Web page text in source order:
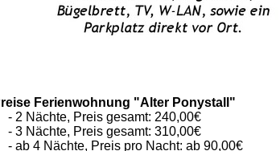
Ferienwohnung "Alter Ponystall"
2 Nächte, Preis gesamt: 240,00€
3 Nächte, Preis gesamt: 310,00€
ab 4 Nächte, Preis pro Nacht: ab 90,00€